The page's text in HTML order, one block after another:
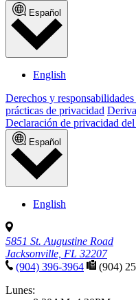
Español
English
Derechos y
prácticas de privacidad
Declaración de privacidad
Español
English
5851 St. Augustine Road
Jacksonville, FL 32207
(904) 396-3964
(904)
Lunes: